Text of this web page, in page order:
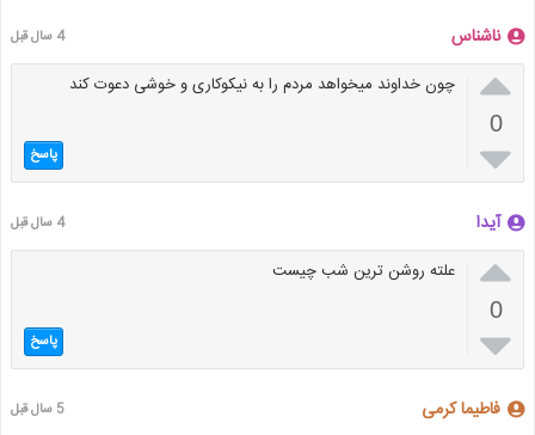
ناشناس 4 سال قبل

0

چون خداوند میخواهد مردم را به نیکوکاری و خوشی دعوت کند
پاسخ
آیدا 4 سال قبل

0

علته روشن ترین شب چیست
پاسخ
فاطیما کرمی 5 سال قبل